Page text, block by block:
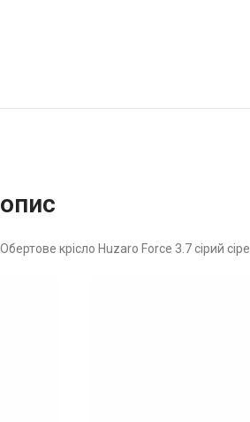
опис
Обертове крісло Huzaro Force 3.7 сірий сіре